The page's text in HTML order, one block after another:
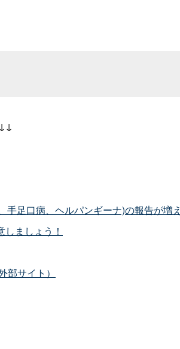
足口病、ヘルパンギーナ)の報告が増
ましょう！
サイト）